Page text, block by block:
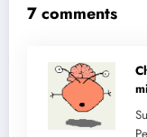
7 comments